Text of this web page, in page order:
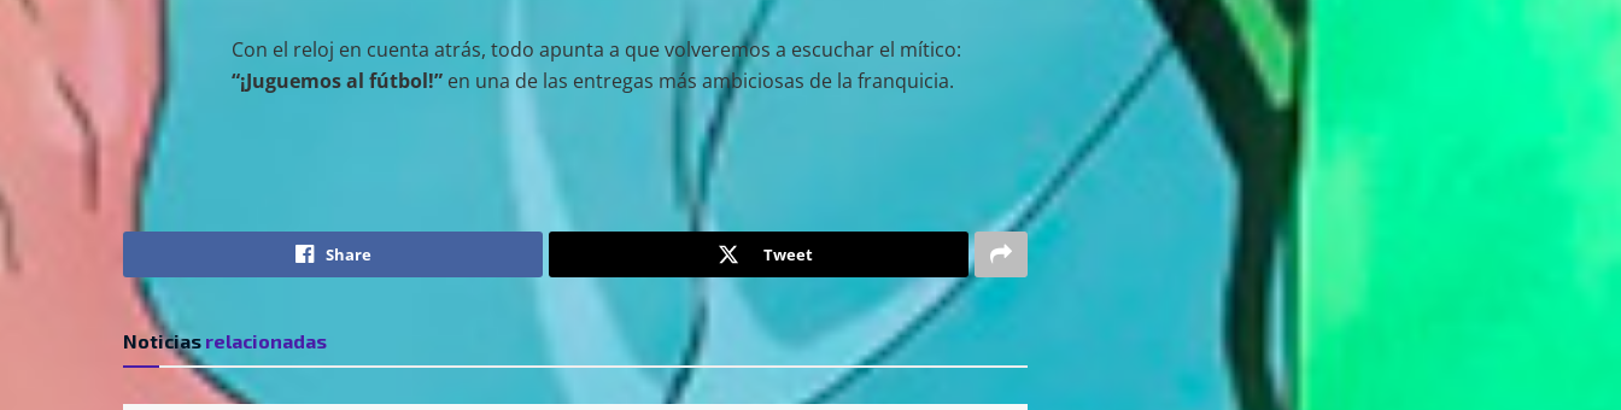
Con el reloj en cuenta atrás, todo apunta a que volveremos a escuchar el mítico:
“¡Juguemos al fútbol!” en una de las entregas más ambiciosas de la franquicia.
Share Tweet
Noticias relacionadas